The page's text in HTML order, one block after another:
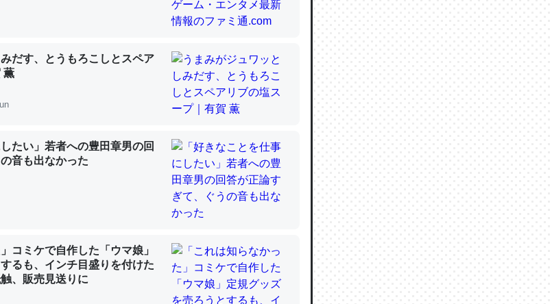
ムも酸素も不足してて両方に不利だから両方が拮抗してるので
にいる鋏角類（カブトガニ・ウミグモ）はカルシウムを使わずキ
酵素が違うのか？
虫学の大問題＝「昆虫はなぜ海にいないのか」に関する新仮説
シウムを大量に使う脊椎動物と貝類は苦労してるんだな…。腹足
虫学の大問題＝「昆虫はなぜ海にいないのか」に関する新仮説
だす、とうもろこしとスペア
薫
たい」若者への豊田章男の回
音も出なかった
コミケで自作した「ウマ娘」
るも、インチ目盛りを付けた
、販売見送りに